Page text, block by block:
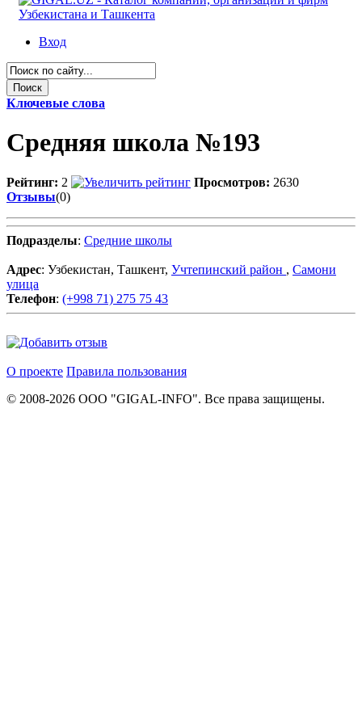
Вход
Ключевые слова
Средняя школа №193
Рейтинг: 2 Просмотров: 2630
Отзывы(0)
Подразделы: Средние школы
Адрес: Узбекистан, Ташкент, Учтепинский район , Самони
улица
Телефон: (+998 71) 275 75 43
О проекте Правила пользования
© 2008-2026 ООО "GIGAL-INFO". Все права защищены.